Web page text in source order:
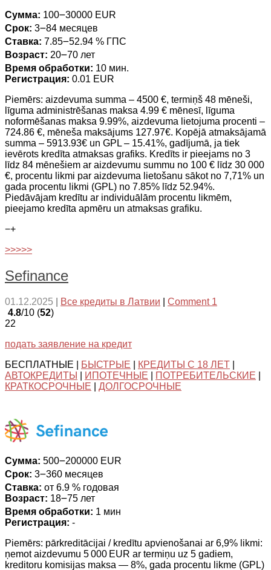
Сумма: 100౼30000 EUR
Срок: 3౼84 месяцев
Ставка: 7.85౼52.94 % ГПС
Возраст: 20౼70 лет
Время обработки: 10 мин.
Регистрация: 0.01 EUR
Piemērs: aizdevuma summa – 4500 €, termiņš 48 mēneši,
līguma administrēšanas maksa 4.99 € mēnesī, līguma
noformēšanas maksa 9.99%, aizdevuma lietojuma procenti –
724.86 €, mēneša maksājums 127.97€. Kopējā atmaksājamā
summa – 5913.93€ un GPL – 15.41%, gadījumā, ja tiek
ievērots kredīta atmaksas grafiks. Kredīts ir pieejams no 3
līdz 84 mēnešiem ar aizdevumu summu no 100 € līdz 30 000
€, procentu likmi par aizdevuma lietošanu sākot no 7,71% un
gada procentu likmi (GPL) no 7.85% līdz 52.94%.
Piedāvājam kredītu ar individuālām procentu likmēm,
pieejamo kredīta apmēru un atmaksas grafiku.
−+
>>>>>
Sefinance
01.12.2025 Все кредиты в Латвии
Comment 1
4.8/10 (52)
22
подать заявление на кредит
БЕСПЛАТНЫЕ |
БЫСТРЫЕ КРЕДИТЫ С 18 ЛЕТ
АВТОКРЕДИТЫ
ИПОТЕЧНЫЕ ПОТРЕБИТЕЛЬСКИЕ
КРАТКОСРОЧНЫЕ
ДОЛГОСРОЧНЫЕ
Сумма: 500౼200000 EUR
Срок: 3౼360 месяцев
Ставка: от 6.9 % годовая
Возраст: 18౼75 лет
Время обработки: 1 мин
Регистрация: -
Piemērs: pārkreditācijai / kredītu apvienošanai ar 6,9% likmi:
ņemot aizdevumu 5 000 EUR ar termiņu uz 5 gadiem,
kreditoru komisijas maksa — 8%, gada procentu likme (GPL)